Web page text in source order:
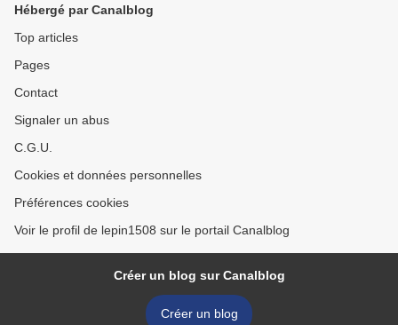
Hébergé par Canalblog
Top articles
Pages
Contact
Signaler un abus
C.G.U.
Cookies et données personnelles
Préférences cookies
Voir le profil de lepin1508 sur le portail Canalblog
Créer un blog sur Canalblog
Créer un blog